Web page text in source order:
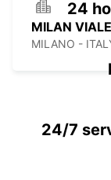
MILAN
MILANO -
24
24/7